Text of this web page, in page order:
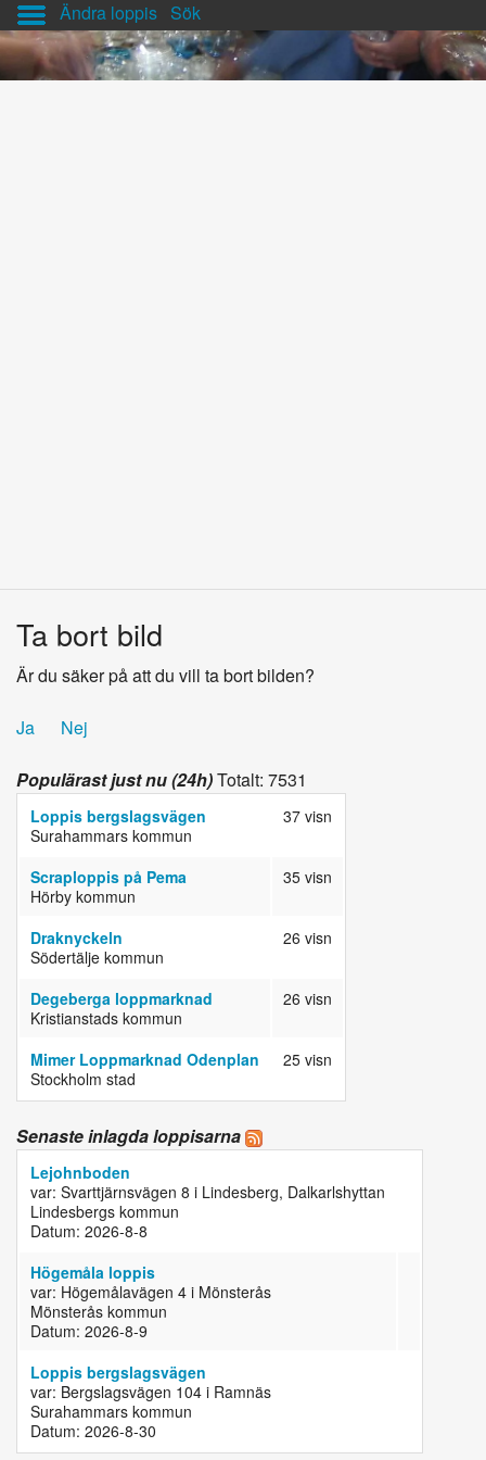
Ändra loppis Sök
Ta bort bild
Är du säker på att du vill ta bort bilden?
Ja Nej
Populärast just nu (24h)Totalt: 7531
Loppis bergslagsvägen
Surahammars kommun
37 visn
Scraploppis på Pema
Hörby kommun
35 visn
Draknyckeln
Södertälje kommun
26 visn
Degeberga loppmarknad
Kristianstads kommun
26 visn
Mimer Loppmarknad Odenplan
Stockholm stad
25 visn
Senaste inlagda loppisarna
Lejohnboden
var: Svarttjärnsvägen 8 i Lindesberg, Dalkarlshyttan
Lindesbergs kommun
Datum: 2026-8-8
Högemåla loppis
var: Högemålavägen 4 i Mönsterås
Mönsterås kommun
Datum: 2026-8-9
Loppis bergslagsvägen
var: Bergslagsvägen 104 i Ramnäs
Surahammars kommun
Datum: 2026-8-30